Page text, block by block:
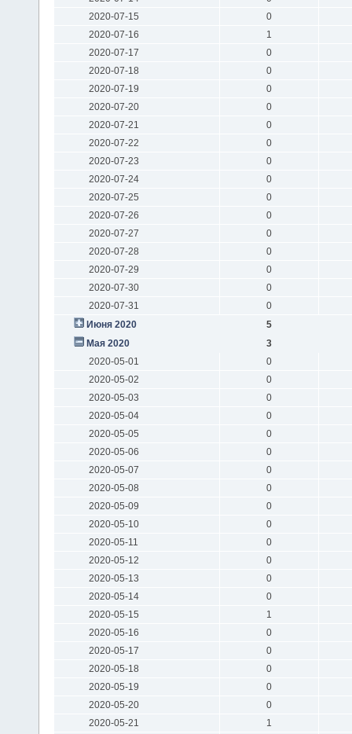
2020-07-15
0
2020-07-16
1
2020-07-17
0
2020-07-18
0
2020-07-19
0
2020-07-20
0
2020-07-21
0
2020-07-22
0
2020-07-23
0
2020-07-24
0
2020-07-25
0
2020-07-26
0
2020-07-27
0
2020-07-28
0
2020-07-29
0
2020-07-30
0
2020-07-31
0
Июня 2020
5
Мая 2020
3
2020-05-01
0
2020-05-02
0
2020-05-03
0
2020-05-04
0
2020-05-05
0
2020-05-06
0
2020-05-07
0
2020-05-08
0
2020-05-09
0
2020-05-10
0
2020-05-11
0
2020-05-12
0
2020-05-13
0
2020-05-14
0
2020-05-15
1
2020-05-16
0
2020-05-17
0
2020-05-18
0
2020-05-19
0
2020-05-20
0
2020-05-21
1